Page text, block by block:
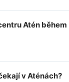
Atén během
v Aténách?